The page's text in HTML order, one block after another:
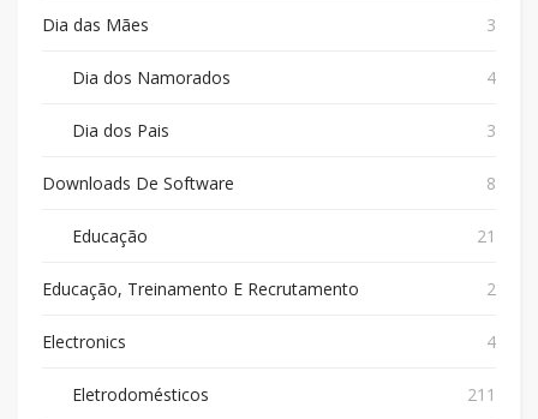
Dia das Mães 3
Dia dos Namorados 4
Dia dos Pais 3
Downloads De Software 8
Educação 21
Educação, Treinamento E Recrutamento 2
Electronics 4
Eletrodomésticos 211